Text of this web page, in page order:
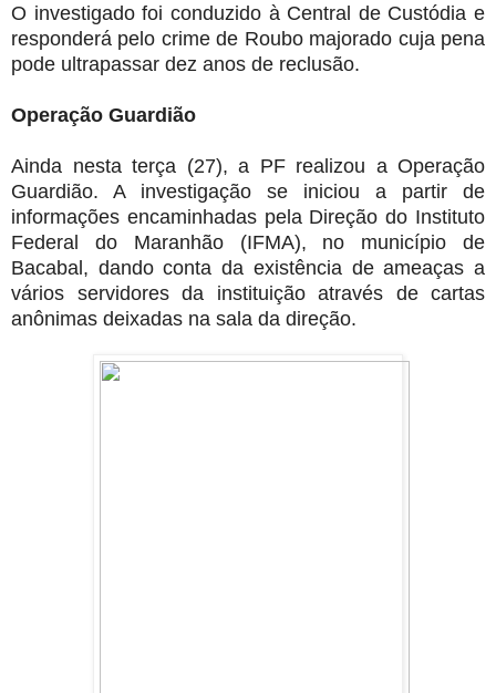
O investigado foi conduzido à Central de Custódia e
responderá pelo crime de Roubo majorado cuja pena
pode ultrapassar dez anos de reclusão.
Operação Guardião
Ainda nesta terça (27), a PF realizou a Operação
Guardião. A investigação se iniciou a partir de
informações encaminhadas pela Direção do Instituto
Federal do Maranhão (IFMA), no município de
Bacabal, dando conta da existência de ameaças a
vários servidores da instituição através de cartas
anônimas deixadas na sala da direção.